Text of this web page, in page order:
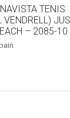
TENIS
VENDRELL)
– 2085-10